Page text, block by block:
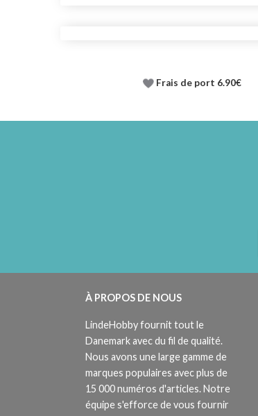
Frais de port 6.90€
À PROPOS DE NOUS
LindeHobby fournit tout le
Danemark avec du fil de qualité.
Nous avons une large gamme de
marques populaires avec plus de
15 000 numéros d'articles. Notre
équipe s'efforce de vous fournir